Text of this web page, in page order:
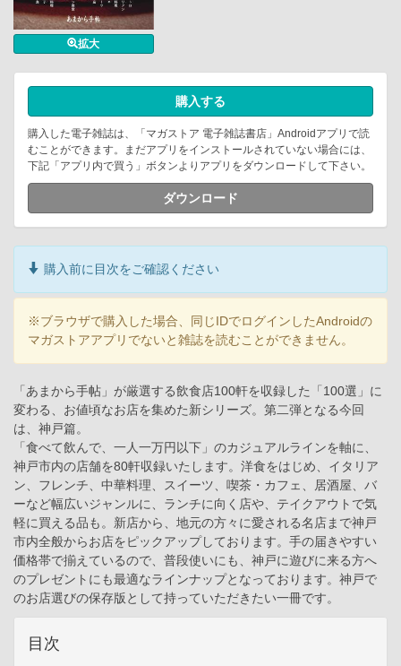
拡大
購入する
購入した電子雑誌は、「マガストア 電子雑誌書店」Androidアプリで読
むことができます。まだアプリをインストールされていない場合には、
下記「アプリ内で買う」ボタンよりアプリをダウンロードして下さい。
ダウンロード
購入前に目次をご確認ください
※ブラウザで購入した場合、同じIDでログインしたAndroidの
マガストアアプリでないと雑誌を読むことができません。
「あまから手帖」が厳選する飲食店100軒を収録した「100選」に
変わる、お値頃なお店を集めた新シリーズ。第二弾となる今回
は、神戸篇。
「食べて飲んで、一人一万円以下」のカジュアルラインを軸に、
神戸市内の店舗を80軒収録いたします。洋食をはじめ、イタリア
ン、フレンチ、中華料理、スイーツ、喫茶・カフェ、居酒屋、バ
ーなど幅広いジャンルに、ランチに向く店や、テイクアウトで気
軽に買える品も。新店から、地元の方々に愛される名店まで神戸
市内全般からお店をピックアップしております。手の届きやすい
価格帯で揃えているので、普段使いにも、神戸に遊びに来る方へ
のプレゼントにも最適なラインナップとなっております。神戸で
のお店選びの保存版として持っていただきたい一冊です。
目次